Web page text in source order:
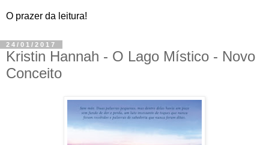
O prazer da leitura!
24/01/2017
Kristin Hannah - O Lago Místico - Novo
Conceito